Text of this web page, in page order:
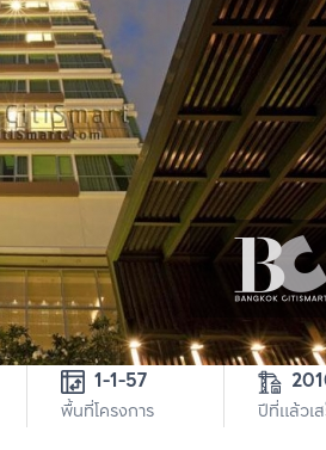
1-1-57
พื้นที่โครงการ ปีที่แล้วเ